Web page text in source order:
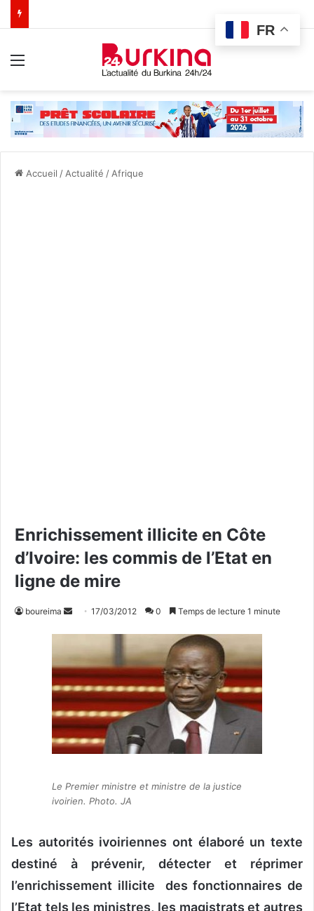
Accueil / Actualité / Afrique
Enrichissement illicite en Côte
d’Ivoire: les commis de l’Etat en
ligne de mire
boureima
y
e
r
u
n
i
e
17/03/2012 0 Temps de lecture 1 minute
Le Premier ministre et ministre de la justice
ivoirien. Photo. JA
Les autorités ivoiriennes ont élaboré un texte
destiné à prévenir, détecter et réprimer
l’enrichissement illicite des fonctionnaires de
l’Etat tels les ministres, les magistrats et autres
FR